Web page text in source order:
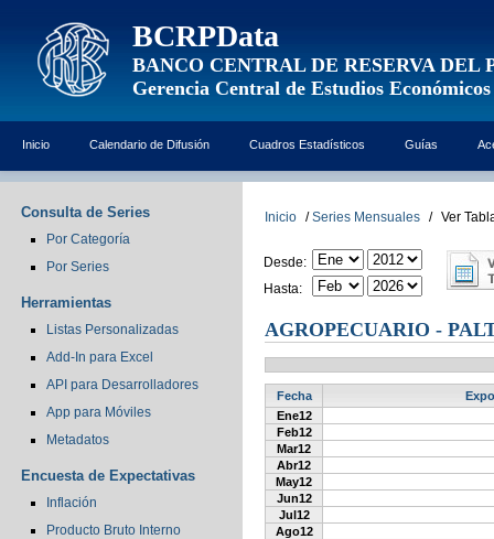
BCRPData
BANCO CENTRAL DE RESERVA DEL
Gerencia Central de Estudios Económicos
Inicio Calendario de Difusión Cuadros Estadísticos Guías
Consulta de Series
Por Categoría
Por Series
Herramientas
Listas Personalizadas
Add-In para Excel
API para Desarrolladores
App para Móviles
Metadatos
Encuesta de Expectativas
Inflación
Producto Bruto Interno
Inicio / Series Mensuales / Ver
Desde:
Hasta:
AGROPECUARIO -
Fecha
Ene12
Feb12
Mar12
Abr12
May12
Jun12
Jul12
Ago12